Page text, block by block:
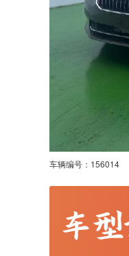
车辆编号： 156014